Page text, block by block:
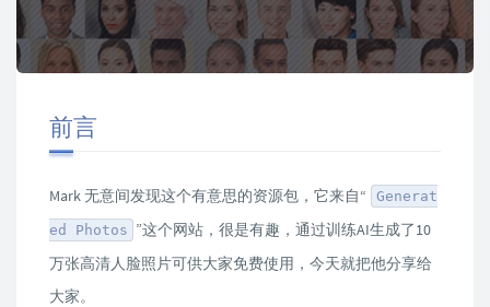
前言
Mark 无意间发现这个有意思的资源包，它来自“ Generat
ed Photos ”这个网站，很是有趣，通过训练AI生成了10
万张高清人脸照片可供大家免费使用，今天就把他分享给
大家。